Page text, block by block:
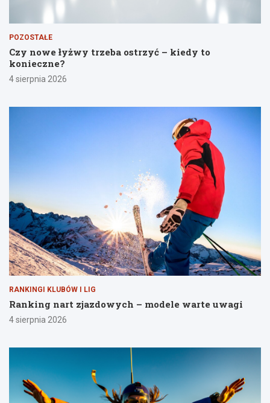
POZOSTAŁE
Czy nowe łyżwy trzeba ostrzyć – kiedy to
konieczne?
4 sierpnia 2026
RANKINGI KLUBÓW I LIG
Ranking nart zjazdowych – modele warte uwagi
4 sierpnia 2026